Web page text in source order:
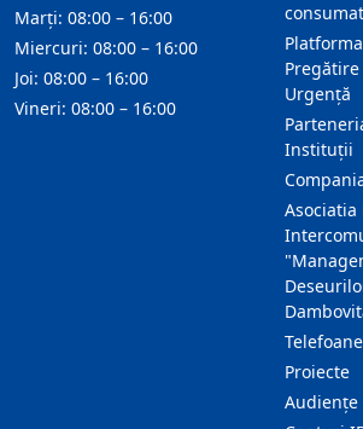
Urgență
Instituții
Asociatia
Telefoane
Proiecte
Audienţe
Marți: 08:00 – 16:00
Miercuri: 08:00 – 16:00
Joi: 08:00 – 16:00
Vineri: 08:00 – 16:00